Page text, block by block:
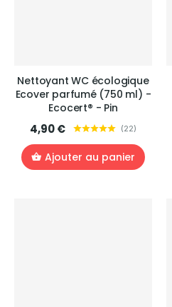
Nettoyant WC écologique
Ecover parfumé (750 ml) -
Ecocert® - Pin
4,90 € (22)
Ajouter au panier